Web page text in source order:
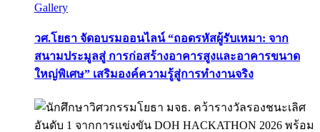
Gallery
วศ.โยธา จัดอบรมออนไลน์ “ถอดรหัสผู้รับเหมา: จาก
สนามประมูลสู่ การก่อสร้างอาคารสูงและอาคารขนาด
ใหญ่พิเศษ” เสริมองค์ความรู้สู่การทำงานจริง